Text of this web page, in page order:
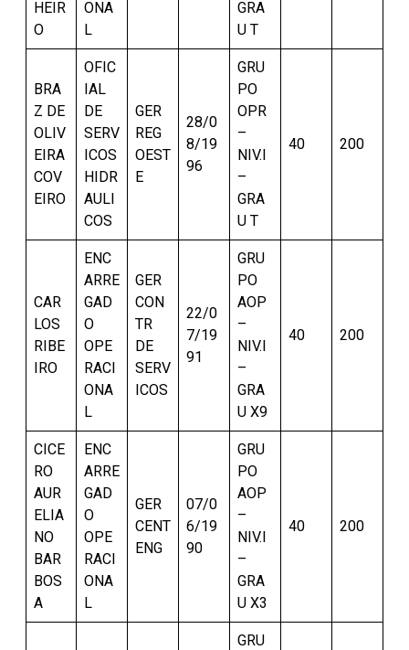
HEIR
O
ONA
L
GRA
U T
BRA
Z DE
OLIV
EIRA
COV
EIRO
OFIC
IAL
DE
SERV
ICOS
HIDR
AULI
COS
GER
REG
OEST
E
28/0
8/19
96
GRU
PO
OPR
–
NIV.I
–
GRA
U T
40 200
CAR
LOS
RIBE
IRO
ENC
ARRE
GAD
O
OPE
RACI
ONA
L
GER
CON
TR
DE
SERV
ICOS
22/0
7/19
91
GRU
PO
AOP
–
NIV.I
–
GRA
U X9
40 200
CICE
RO
AUR
ELIA
NO
BAR
BOS
A
ENC
ARRE
GAD
O
OPE
RACI
ONA
L
GER
CENT
ENG
07/0
6/19
90
GRU
PO
AOP
–
NIV.I
–
GRA
U X3
40 200
GRU